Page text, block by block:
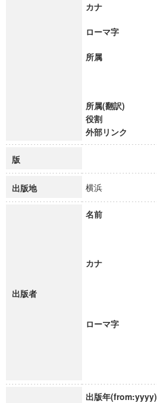
カナ
ローマ字
所属
所属(翻訳)
役割
外部リンク
版
出版地 横浜
出版者
名前
カナ
ローマ字
出版年(from:yyyy)